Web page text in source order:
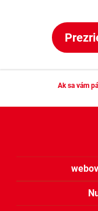
Ak sa vám